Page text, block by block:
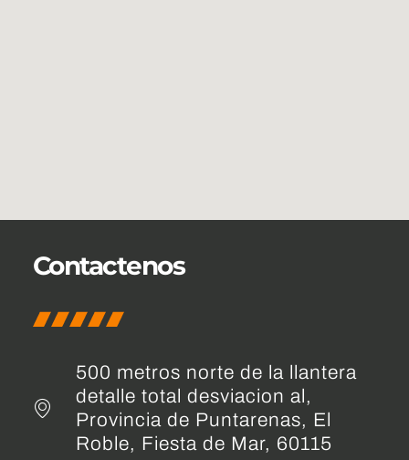
Contactenos
500 metros norte de la llantera
detalle total desviacion al,
Provincia de Puntarenas, El
Roble, Fiesta de Mar, 60115